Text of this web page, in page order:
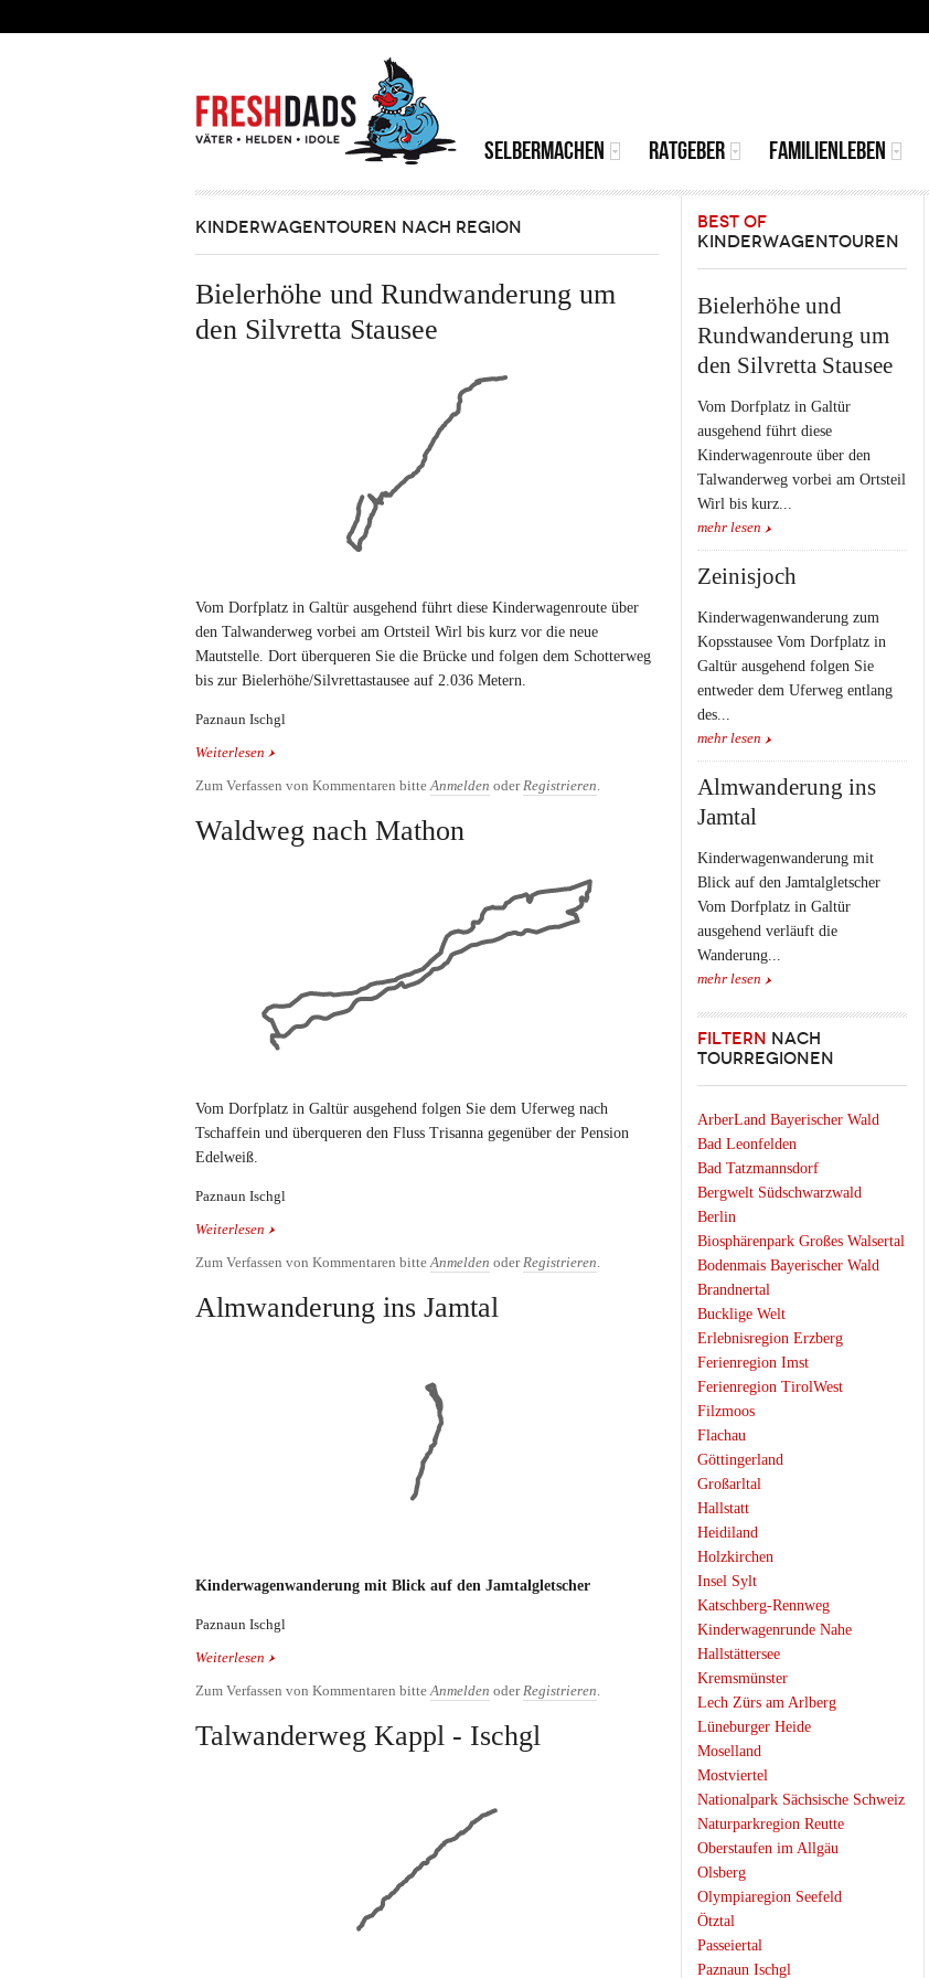
MAINMENU
SELBERMACHEN RATGEBER FAMILIENLEBEN
KINDERWAGENTOUREN NACH REGION
Bielerhöhe und Rundwanderung um
den Silvretta Stausee
Vom Dorfplatz in Galtür ausgehend führt diese Kinderwagenroute über
den Talwanderweg vorbei am Ortsteil Wirl bis kurz vor die neue
Mautstelle. Dort überqueren Sie die Brücke und folgen dem Schotterweg
bis zur Bielerhöhe/Silvrettastausee auf 2.036 Metern.
Paznaun Ischgl
Weiterlesen über Bielerhöhe und Rundwanderung um den Silvretta Stausee
Zum Verfassen von Kommentaren bitteAnmelden oderRegistrieren.
Waldweg nach Mathon
Vom Dorfplatz in Galtür ausgehend folgen Sie dem Uferweg nach
Tschaffein und überqueren den Fluss Trisanna gegenüber der Pension
Edelweiß.
Paznaun Ischgl
Weiterlesen über Waldweg nach Mathon
Zum Verfassen von Kommentaren bitteAnmelden oderRegistrieren.
Almwanderung ins Jamtal
Kinderwagenwanderung mit Blick auf den Jamtalgletscher
Paznaun Ischgl
Weiterlesen über Almwanderung ins Jamtal
Zum Verfassen von Kommentaren bitteAnmelden oderRegistrieren.
Talwanderweg Kappl - Ischgl
BEST OF
KINDERWAGENTOUREN
Bielerhöhe und
Rundwanderung um
den Silvretta Stausee
Vom Dorfplatz in Galtür
ausgehend führt diese
Kinderwagenroute über den
Talwanderweg vorbei am Ortsteil
Wirl bis kurz...
mehr lesen
Zeinisjoch
Kinderwagenwanderung zum
Kopsstausee Vom Dorfplatz in
Galtür ausgehend folgen Sie
entweder dem Uferweg entlang
des...
mehr lesen
Almwanderung ins
Jamtal
Kinderwagenwanderung mit
Blick auf den Jamtalgletscher
Vom Dorfplatz in Galtür
ausgehend verläuft die
Wanderung...
mehr lesen
FILTERN NACH
TOURREGIONEN
ArberLand Bayerischer Wald
Bad Leonfelden
Bad Tatzmannsdorf
Bergwelt Südschwarzwald
Berlin
Biosphärenpark Großes Walsertal
Bodenmais Bayerischer Wald
Brandnertal
Bucklige Welt
Erlebnisregion Erzberg
Ferienregion Imst
Ferienregion TirolWest
Filzmoos
Flachau
Göttingerland
Großarltal
Hallstatt
Heidiland
Holzkirchen
Insel Sylt
Katschberg-Rennweg
Kinderwagenrunde Nahe
Hallstättersee
Kremsmünster
Lech Zürs am Arlberg
Lüneburger Heide
Moselland
Mostviertel
Nationalpark Sächsische Schweiz
Naturparkregion Reutte
Oberstaufen im Allgäu
Olsberg
Olympiaregion Seefeld
Ötztal
Passeiertal
Paznaun Ischgl